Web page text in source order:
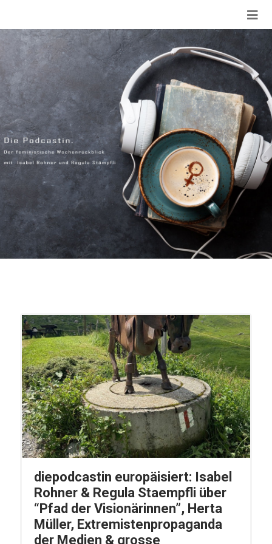
diepodcastin europäisiert: Isabel
Rohner & Regula Staempfli über
“Pfad der Visionärinnen”, Herta
Müller, Extremistenpropaganda
der Medien & grosse